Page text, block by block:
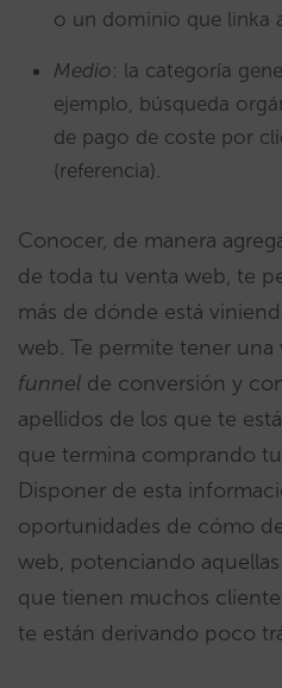
o un dominio que linka
Medio: la categoría
ejemplo, búsqueda
de pago de coste por
(referencia).
Conocer, de manera
de toda tu venta web, te
más de dónde está
web. Te permite tener una
funnel de conversión y
apellidos de los que te
que termina comprando
Disponer de esta
oportunidades de cómo
web, potenciando aquellas
que tienen muchos
te están derivando poco